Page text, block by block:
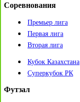
Соревнования
Премьер лига
Первая лига
Вторая лига
Кубок Казахстана
Суперкубок РК
Футзал